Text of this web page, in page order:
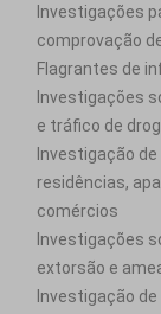
Investigações
comprovação
Flagrantes de
Investigações
e tráfico de
Investigação
residências,
comércios
Investigações
extorsão e
Investigação